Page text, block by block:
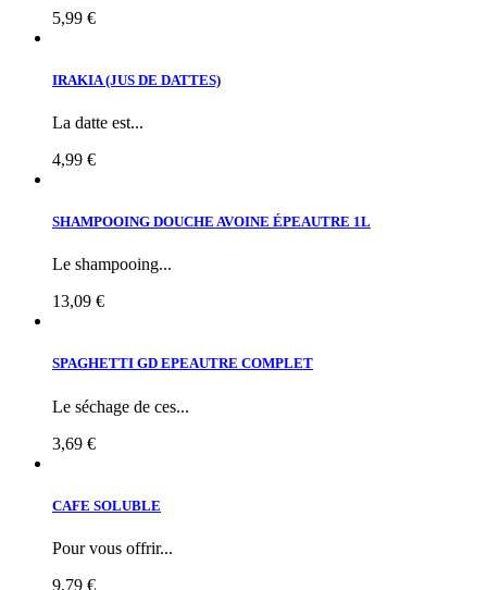
5,99 €
IRAKIA (JUS DE DATTES)
La datte est...
4,99 €
SHAMPOOING DOUCHE AVOINE ÉPEAUTRE 1L
Le shampooing...
13,09 €
SPAGHETTI GD EPEAUTRE COMPLET
Le séchage de ces...
3,69 €
CAFE SOLUBLE
Pour vous offrir...
9,79 €